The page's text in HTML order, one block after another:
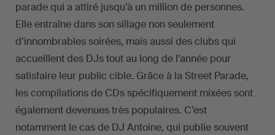
parade qui a attiré jusqu’à un million de personnes.
Elle entraîne dans son sillage non seulement
d’innombrables soirées, mais aussi des clubs qui
accueillent des DJs tout au long de l’année pour
satisfaire leur public cible. Grâce à la Street Parade,
les compilations de CDs spécifiquement mixées sont
également devenues très populaires. C’est
notamment le cas de DJ Antoine, qui publie souvent